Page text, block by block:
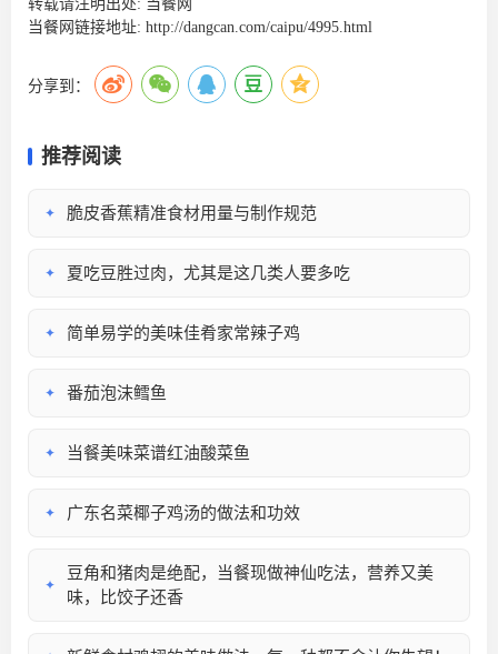
转载请注明出处: 当餐网
当餐网链接地址: http://dangcan.com/caipu/4995.html
分享到：
推荐阅读
✦ 脆皮香蕉精准食材用量与制作规范
✦ 夏吃豆胜过肉，尤其是这几类人要多吃
✦ 简单易学的美味佳肴家常辣子鸡
✦ 番茄泡沫鳕鱼
✦ 当餐美味菜谱红油酸菜鱼
✦ 广东名菜椰子鸡汤的做法和功效
✦
豆角和猪肉是绝配，当餐现做神仙吃法，营养又美
味，比饺子还香